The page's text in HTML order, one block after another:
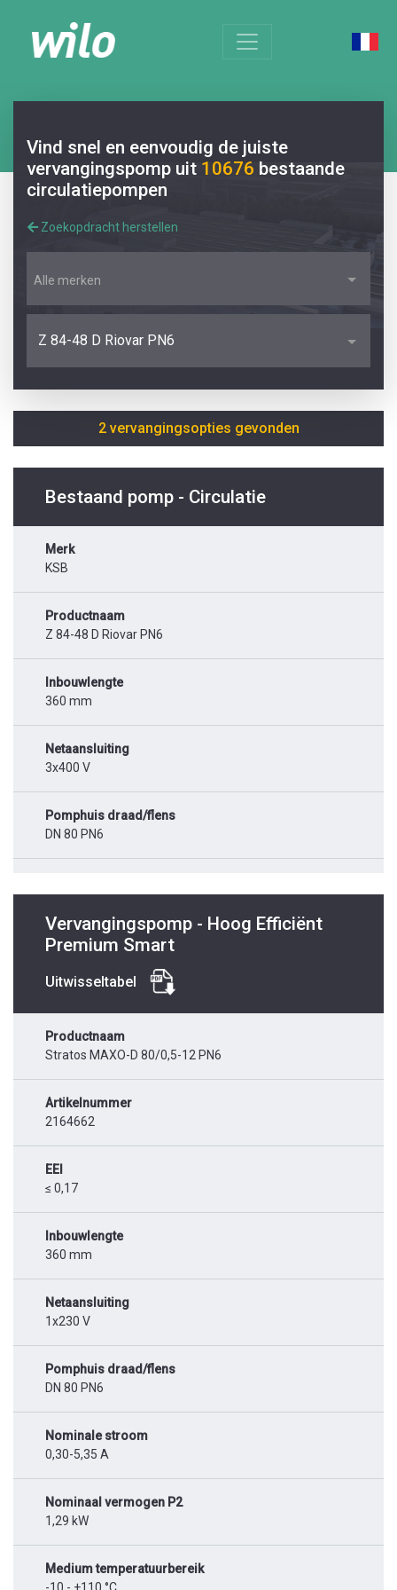
Vind snel en eenvoudig de juiste
vervangingspomp uit 10676 bestaande
circulatiepompen
Zoekopdracht herstellen
Alle merken
Z 84-48 D Riovar PN6
2 vervangingsopties gevonden
Bestaand pomp - Circulatie
Merk
KSB
Productnaam
Z 84-48 D Riovar PN6
Inbouwlengte
360 mm
Netaansluiting
3x400 V
Pomphuis draad/flens
DN 80 PN6
Vervangingspomp - Hoog Efficiënt
Premium Smart
Uitwisseltabel
Productnaam
Stratos MAXO-D 80/0,5-12 PN6
Artikelnummer
2164662
EEI
≤ 0,17
Inbouwlengte
360 mm
Netaansluiting
1x230 V
Pomphuis draad/flens
DN 80 PN6
Nominale stroom
0,30-5,35 A
Nominaal vermogen P2
1,29 kW
Medium temperatuurbereik